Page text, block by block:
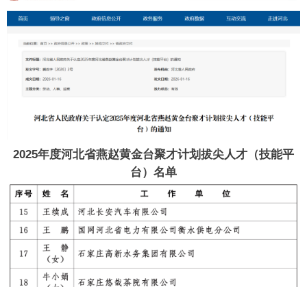
2025年度河北省燕赵黄金台聚才计划拔尖人才（技能平
台）名单